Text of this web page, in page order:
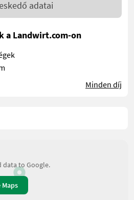
adatai
a Landwirt.com-on
Minden díj
data to Google.
Maps